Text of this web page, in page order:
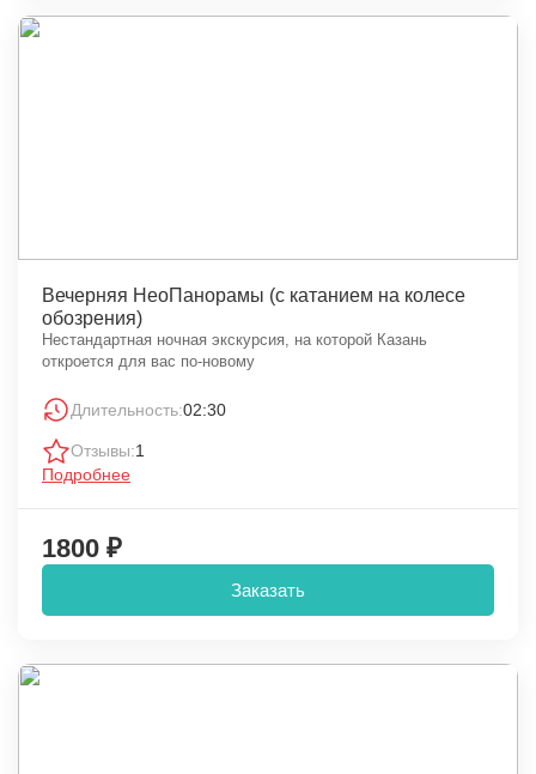
Вечерняя НеоПанорамы (с катанием на колесе
обозрения)
Нестандартная ночная экскурсия, на которой Казань
откроется для вас по-новому
Длительность:02:30
Отзывы:1
Подробнее
1800 ₽
Заказать